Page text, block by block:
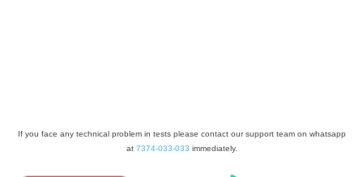
If you face any technical problem in tests please contact our support team on whatsapp
at 7374-033-033 immediately.